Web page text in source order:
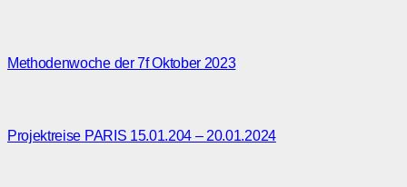
Methodenwoche der 7f Oktober 2023
Projektreise PARIS 15.01.204 – 20.01.2024